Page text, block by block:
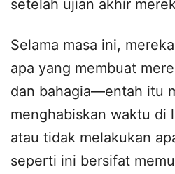
setelah ujian akhir
Selama masa ini,
apa yang membuat
dan bahagia—entah itu
menghabiskan waktu di
atau tidak melakukan
seperti ini bersifat